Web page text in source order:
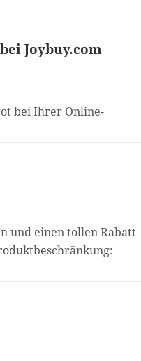
Joybuy.com
bei Ihrer Online-
und einen tollen Rabatt